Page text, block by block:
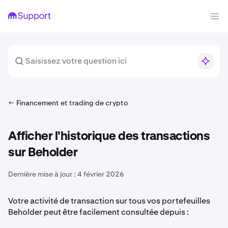
Financement et trading de crypto
Afficher l'historique des transactions
sur Beholder
Dernière mise à jour : 4 février 2026
Votre activité de transaction sur tous vos portefeuilles
Beholder peut être facilement consultée depuis :